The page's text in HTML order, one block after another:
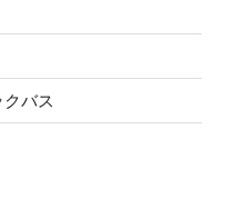
バス